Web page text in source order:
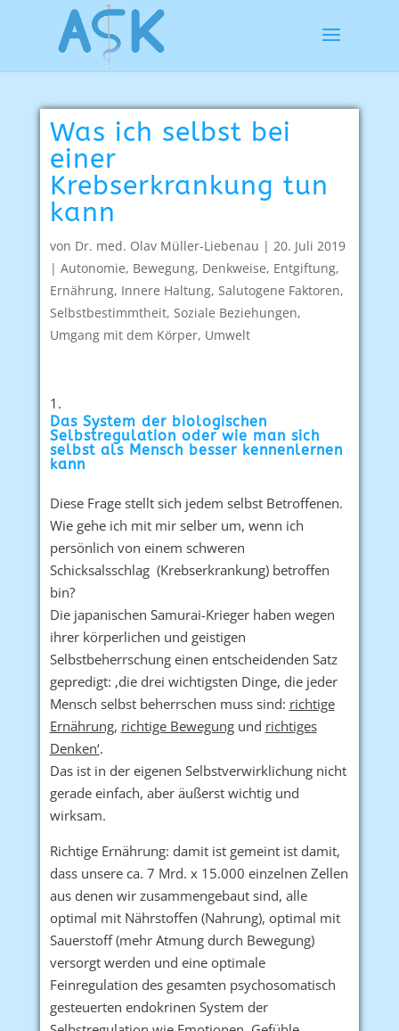
Was ich selbst bei
einer
Krebserkrankung tun
kann
von Dr. med. Olav Müller-Liebenau | 20. Juli 2019
| Autonomie, Bewegung, Denkweise, Entgiftung,
Ernährung, Innere Haltung, Salutogene Faktoren,
Selbstbestimmtheit, Soziale Beziehungen,
Umgang mit dem Körper, Umwelt
Das System der biologischen
Selbstregulation oder wie man sich
selbst als Mensch besser kennenlernen
kann
Diese Frage stellt sich jedem selbst Betroffenen.
Wie gehe ich mit mir selber um, wenn ich
persönlich von einem schweren
Schicksalsschlag (Krebserkrankung) betroffen
bin?
Die japanischen Samurai-Krieger haben wegen
ihrer körperlichen und geistigen
Selbstbeherrschung einen entscheidenden Satz
gepredigt: ‚die drei wichtigsten Dinge, die jeder
Mensch selbst beherrschen muss sind: richtige
Ernährung, richtige Bewegungund richtiges
Denken‘.
Das ist in der eigenen Selbstverwirklichung nicht
gerade einfach, aber äußerst wichtig und
wirksam.
Richtige Ernährung: damit ist gemeint ist damit,
dass unsere ca. 7 Mrd. x 15.000 einzelnen Zellen
aus denen wir zusammengebaut sind, alle
optimal mit Nährstoffen (Nahrung), optimal mit
Sauerstoff (mehr Atmung durch Bewegung)
versorgt werden und eine optimale
Feinregulation des gesamten psychosomatisch
gesteuerten endokrinen System der